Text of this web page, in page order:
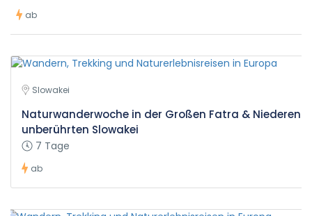
ab
Slowakei
Naturwanderwoche in der Großen Fatra & Niederen
unberührten Slowakei
7 Tage
ab